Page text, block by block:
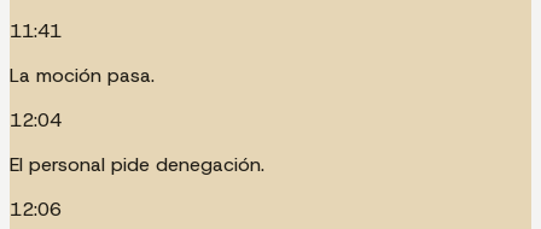
11:41
La moción pasa.
12:04
El personal pide denegación.
12:06